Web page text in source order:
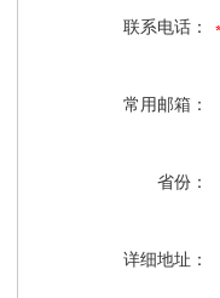
联系电话：
常用邮箱：
省份：
详细地址：